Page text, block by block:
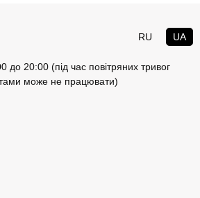
RU UA
20:00 (під час повітряних тривог
може не працювати)